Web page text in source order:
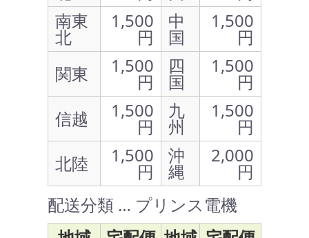
南東
北
1,500
円
中
国
1,500
円
関東
1,500
円
四
国
1,500
円
信越
1,500
円
九
州
1,500
円
北陸
1,500
円
沖
縄
2,000
円
配送分類 … プリンス電機